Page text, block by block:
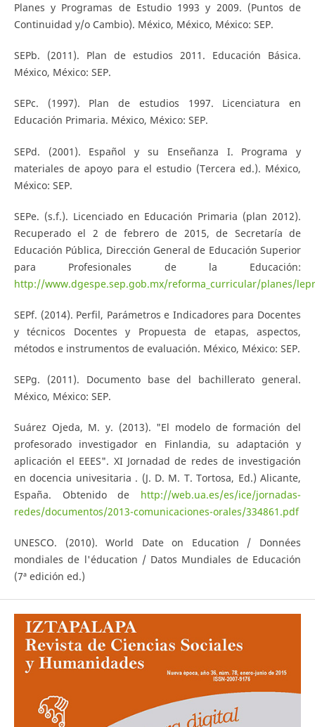
Planes y Programas de Estudio 1993 y 2009. (Puntos de
Continuidad y/o Cambio). México, México, México: SEP.
SEPb. (2011). Plan de estudios 2011. Educación Básica.
México, México: SEP.
SEPc. (1997). Plan de estudios 1997. Licenciatura en
Educación Primaria. México, México: SEP.
SEPd. (2001). Español y su Enseñanza I. Programa y
materiales de apoyo para el estudio (Tercera ed.). México,
México: SEP.
SEPe. (s.f.). Licenciado en Educación Primaria (plan 2012).
Recuperado el 2 de febrero de 2015, de Secretaría de
Educación Pública, Dirección General de Educación Superior
para Profesionales de la Educación:
http://www.dgespe.sep.gob.mx/reforma_curricular/planes/
SEPf. (2014). Perfil, Parámetros e Indicadores para Docentes
y técnicos Docentes y Propuesta de etapas, aspectos,
métodos e instrumentos de evaluación. México, México: SEP.
SEPg. (2011). Documento base del bachillerato general.
México, México: SEP.
Suárez Ojeda, M. y. (2013). "El modelo de formación del
profesorado investigador en Finlandia, su adaptación y
aplicación el EEES". XI Jornadad de redes de investigación
en docencia univesitaria . (J. D. M. T. Tortosa, Ed.) Alicante,
España. Obtenido de http://web.ua.es/es/ice/jornadas-
redes/documentos/2013-comunicaciones-orales/334861.pdf
UNESCO. (2010). World Date on Education / Données
mondiales de l'éducation / Datos Mundiales de Educación
(7ª edición ed.)